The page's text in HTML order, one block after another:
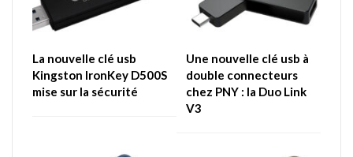
La nouvelle clé usb
Kingston IronKey D500S
mise sur la sécurité
Une nouvelle clé usb à
double connecteurs
chez PNY : la Duo Link
V3